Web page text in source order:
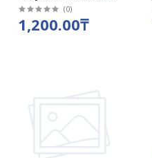
желтый, сиреневый
цвет)
(0)
1,200.00₸